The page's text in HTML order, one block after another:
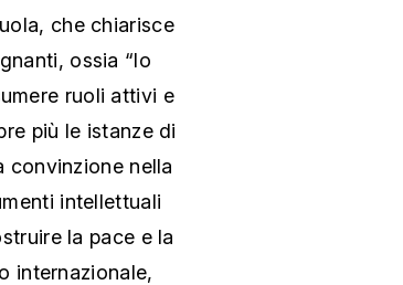
che chiarisce
ossia “lo
ruoli attivi e
più le istanze di
convinzione nella
intellettuali
la pace e la
internazionale,